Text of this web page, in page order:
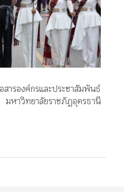
สารองค์กรและประชาสัมพันธ์
มหาวิทยาลัยราชภัฏอุดรธานี